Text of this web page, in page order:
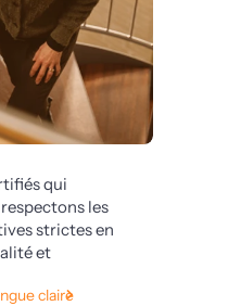
qui
les
strictes en
et
claire